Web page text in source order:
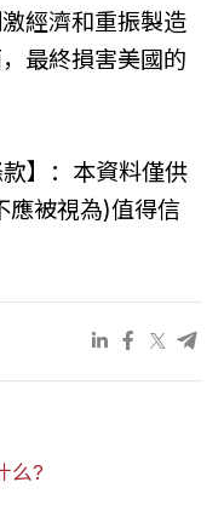
經濟和重振製造
最終損害美國的
】：本資料僅供
應被視為)值得信
么?